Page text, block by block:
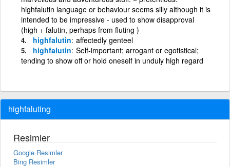
highfalutin language or behaviour seems silly although it is
intended to be impressive - used to show disapproval
(high + falutin, perhaps from fluting )
highfalutin affectedly genteel
highfalutin Self-important; arrogant or egotistical;
tending to show off or hold oneself in unduly high regard
highfaluting
Resimler
Google Resimler
Bing Resimler